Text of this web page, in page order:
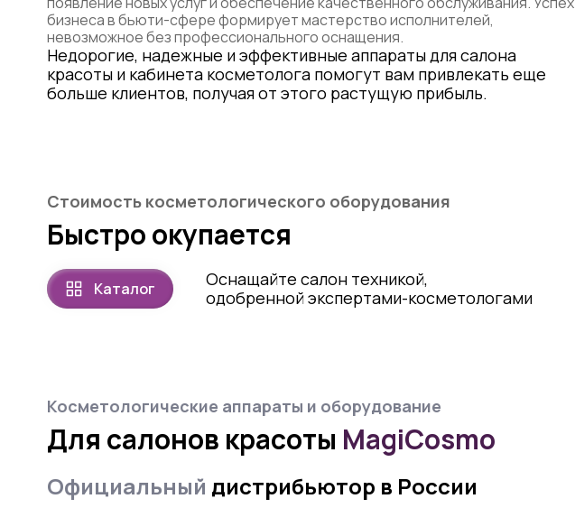
бизнеса в бьюти-сфере формирует мастерство исполнителей,
невозможное без профессионального оснащения.
Недорогие, надежные и эффективные аппараты для салона
красоты и кабинета косметолога помогут вам привлекать еще
больше клиентов, получая от этого растущую прибыль.
Стоимость косметологического оборудования
Быстро окупается
Каталог
Оснащайте салон техникой,
одобренной экспертами-косметологами
Косметологические аппараты и оборудование
Для салонов красоты MagiCosmo
Официальный дистрибьютор в России